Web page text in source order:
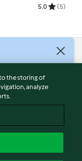
5.0 (5)
to the storing of
analyze